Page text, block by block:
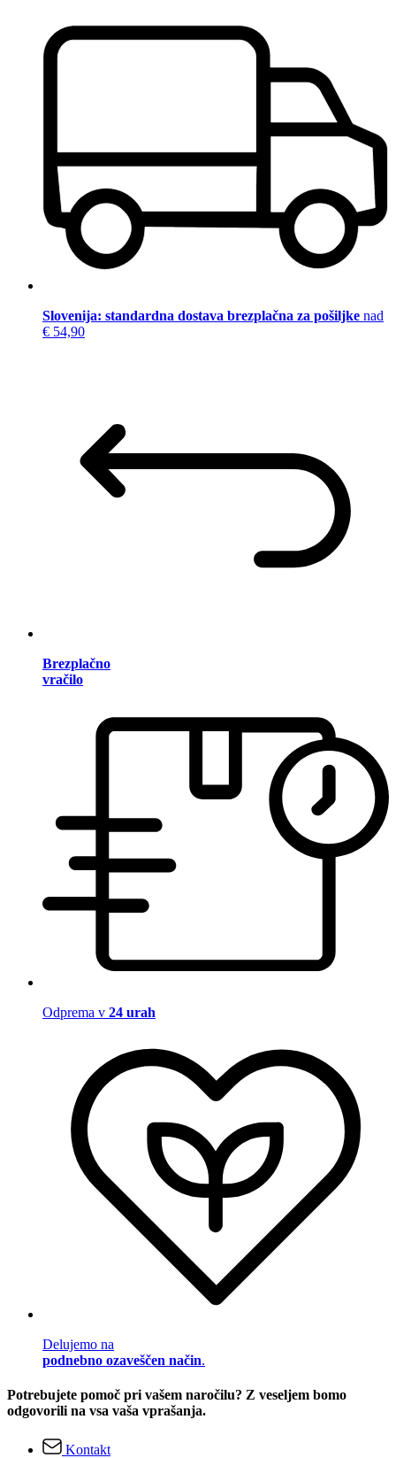
Slovenija: standardna dostava brezplačna za pošiljke nad
€ 54,90
Brezplačno
vračilo
Odprema v 24 urah
Delujemo na
podnebno ozaveščen način.
Potrebujete pomoč pri vašem naročilu? Z veseljem bomo
odgovorili na vsa vaša vprašanja.
Kontakt